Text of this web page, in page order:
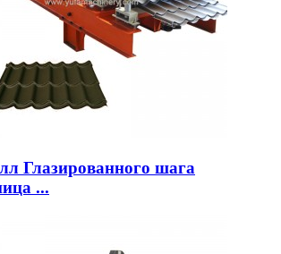
Глазированного шага
...